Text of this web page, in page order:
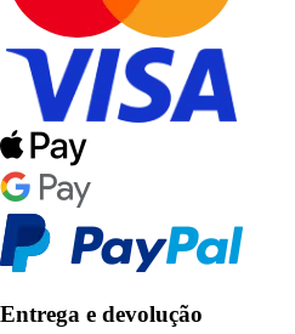
Entrega e devolução